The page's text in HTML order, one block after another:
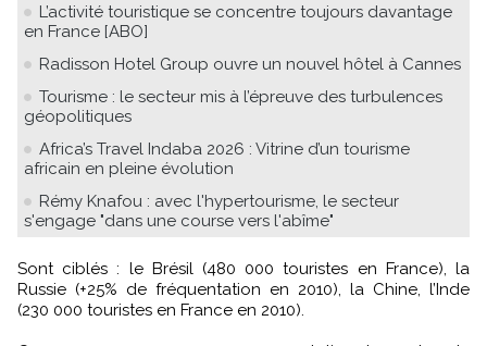
L’activité touristique se concentre toujours davantage
en France [ABO]
Radisson Hotel Group ouvre un nouvel hôtel à Cannes
Tourisme : le secteur mis à l’épreuve des turbulences
géopolitiques
Africa’s Travel Indaba 2026 : Vitrine d’un tourisme
africain en pleine évolution
Rémy Knafou : avec l'hypertourisme, le secteur
s'engage "dans une course vers l'abîme"
Sont ciblés : le Brésil (480 000 touristes en France), la
Russie (+25% de fréquentation en 2010), la Chine, l’Inde
(230 000 touristes en France en 2010).